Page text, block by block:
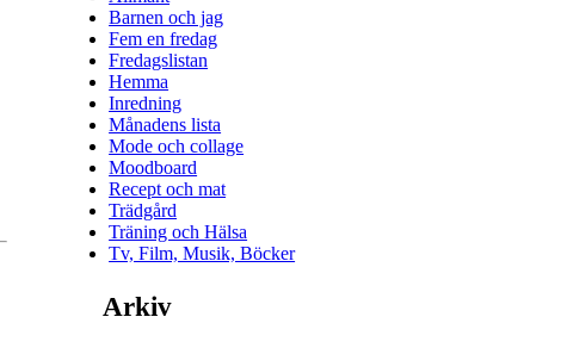
Barnen och jag
Fem en fredag
Fredagslistan
Hemma
Inredning
Månadens lista
Mode och collage
Moodboard
Recept och mat
Trädgård
Träning och Hälsa
Tv, Film, Musik, Böcker
Arkiv